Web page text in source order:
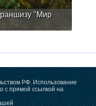
"Мир
РФ. Использование
с прямой ссылкой на